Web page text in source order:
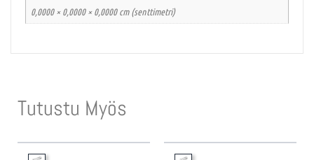
0,0000 × 0,0000 × 0,0000 cm (senttimetri)
Tutustu Myös